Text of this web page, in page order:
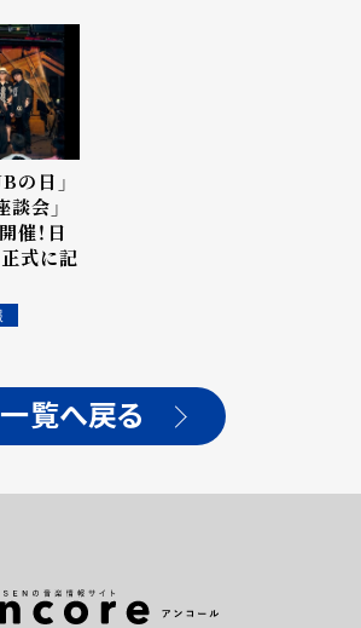
の日」
会」
催！日
式に記
一覧へ戻る